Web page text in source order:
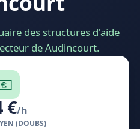
des structures d'aide
de Audincourt.
€/h
(DOUBS)